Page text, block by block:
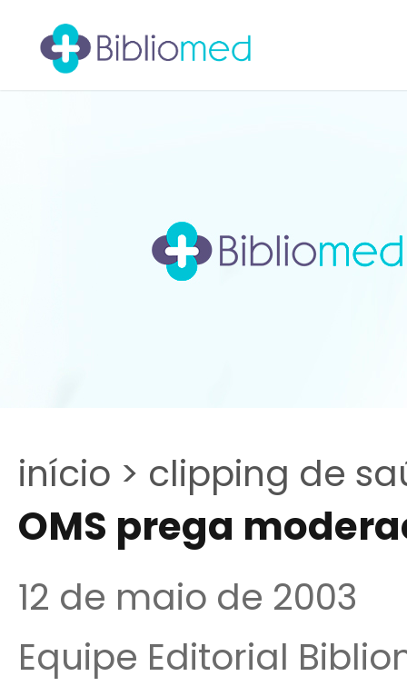
início > clipping de
OMS prega
12 de maio de 2003
Equipe Editorial